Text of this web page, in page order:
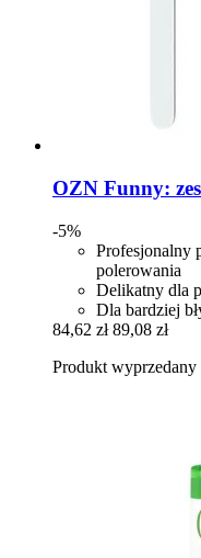
OZN Funny:
-5%
Profesjonalny
polerowania
Delikatny dla
Dla bardziej
84,62 zł 89,08 zł
Produkt wyprzedany